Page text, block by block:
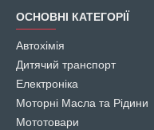
ОСНОВНІ КАТЕГОРІЇ
Автохімія
Дитячий транспорт
Електроніка
Моторні Масла та Рідини
Мототовари